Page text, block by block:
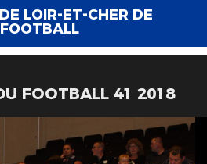
LOIR-ET-CHER DE
FOOTBALL
FOOTBALL 41 2018